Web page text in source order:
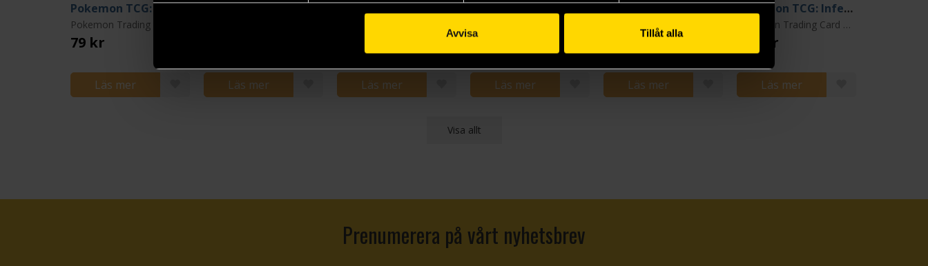
Avvisa Tillåt alla
Pokemon TCG: Pitch Black Booster
79 kr
Läs mer
Pokemon TCG: First Partner Illustration Collection 3
Läs mer
Pokemon TCG: World Champions Deck
Läs mer
Pokemon TCG: Pitch Black 2-Pack Blister
189 kr
Läs mer
Pokemon TCG: Symphonia M1S Booster - Japansk
Läs mer
Pokemon TCG: Inferno X Mega M2 Booster - Japansk
Pokemon Trading Card Game
139 kr
Läs mer
Visa allt
Prenumerera på vårt nyhetsbrev